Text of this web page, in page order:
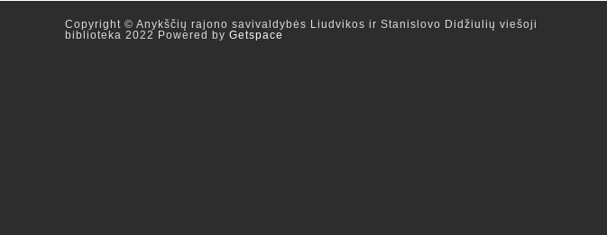
Copyright © Anykščių rajono savivaldybės Liudvikos ir Stanislovo Didžiulių viešoji
biblioteka 2022 Powered by Getspace